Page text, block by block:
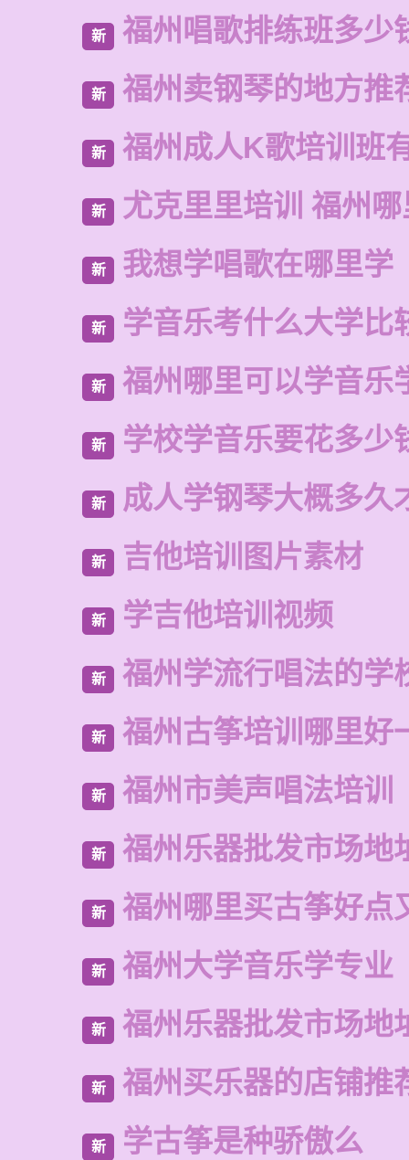
新 福州唱歌排练班多少
新 福州卖钢琴的地方推
新 福州成人K歌培训班
新 尤克里里培训 福州
新 我想学唱歌在哪里学
新 学音乐考什么大学比
新 福州哪里可以学音乐
新 学校学音乐要花多少
新 成人学钢琴大概多久
新 吉他培训图片素材
新 学吉他培训视频
新 福州学流行唱法的学
新 福州古筝培训哪里好
新 福州市美声唱法培训
新 福州乐器批发市场地
新 福州哪里买古筝好点
新 福州大学音乐学专业
新 福州乐器批发市场地
新 福州买乐器的店铺推
新 学古筝是种骄傲么